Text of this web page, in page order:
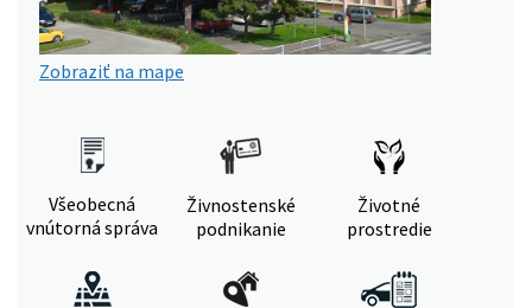
Zobraziť na mape
Všeobecná
vnútorná správa
Živnostenské
podnikanie
Životné
prostredie